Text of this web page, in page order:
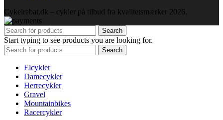
Cykelrabat.dk – cykler på tilbud fra kvalitetsmærker 2026.
Search
Start typing to see products you are looking for.
Search
Elcykler
Damecykler
Herrecykler
Gravel
Mountainbikes
Racercykler